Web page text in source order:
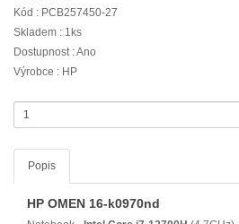
Kód : PCB257450-27
Skladem : 1ks
Dostupnost : Ano
Výrobce : HP
Popis
HP OMEN 16-k0970nd